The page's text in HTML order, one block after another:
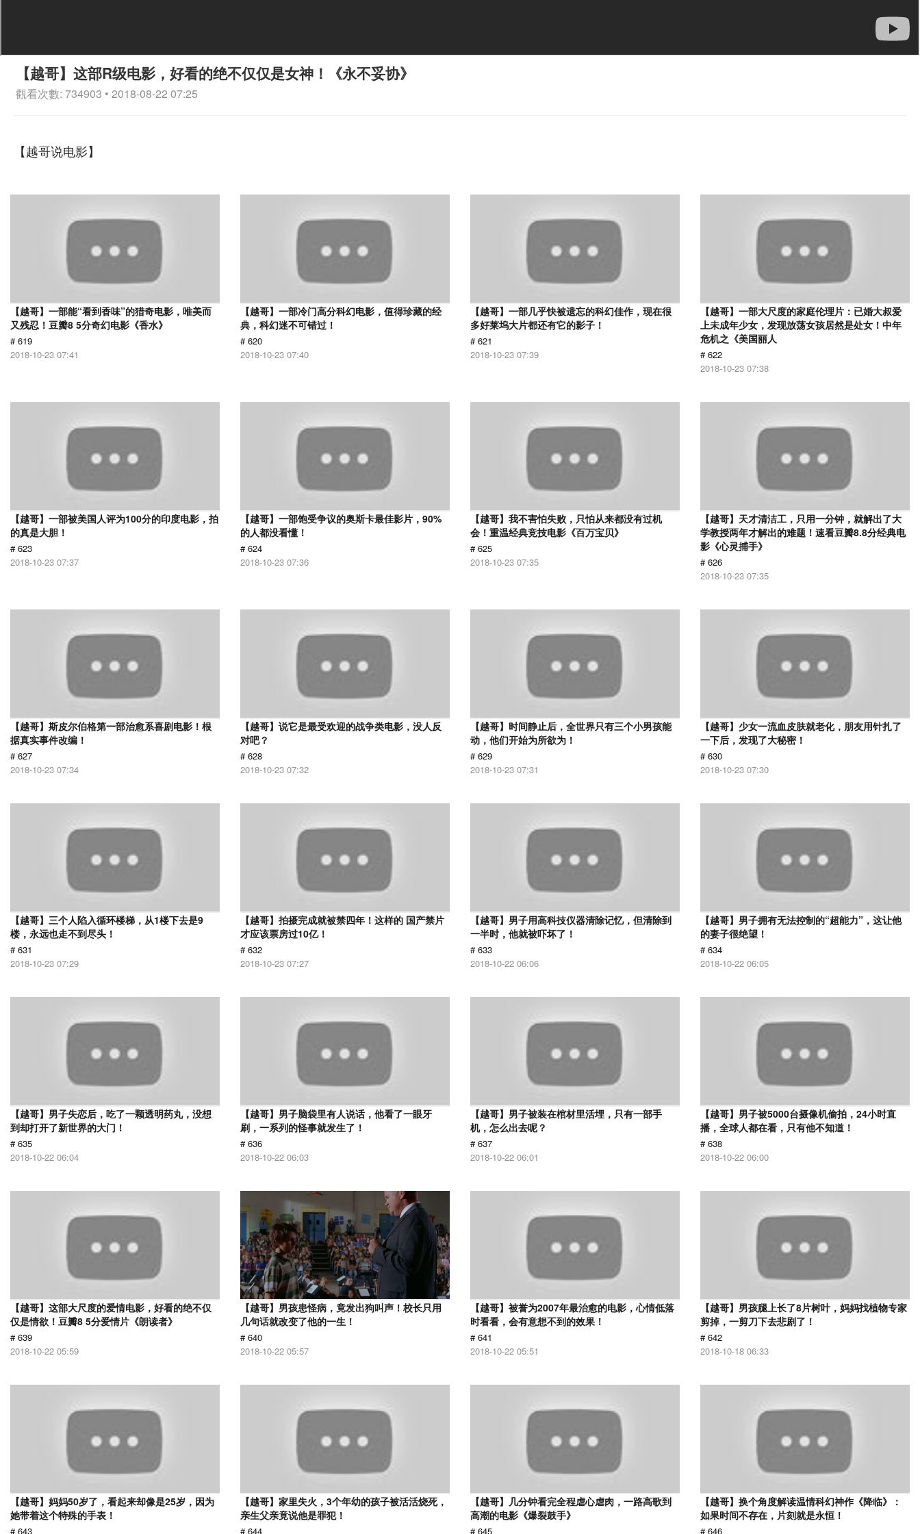
【越哥】这部R级电影，好看的绝不仅仅是女神！《永不妥协》
觀看次數: 734903 • 2018-08-22 07:25
【越哥说电影】
【越哥】一部能“看到香味”的猎奇电影，唯美而
又残忍！豆瓣8 5分奇幻电影《香水》
# 619
2018-10-23 07:41
【越哥】一部冷门高分科幻电影，值得珍藏的经
典，科幻迷不可错过！
# 620
2018-10-23 07:40
【越哥】一部几乎快被遗忘的科幻佳作，现在很
多好莱坞大片都还有它的影子！
# 621
2018-10-23 07:39
【越哥】一部大尺度的家庭伦理片：已婚大叔爱
上未成年少女，发现放荡女孩居然是处女！中年
危机之《美国丽人
# 622
2018-10-23 07:38
【越哥】一部被美国人评为100分的印度电影，拍
的真是大胆！
# 623
2018-10-23 07:37
【越哥】一部饱受争议的奥斯卡最佳影片，90%
的人都没看懂！
# 624
2018-10-23 07:36
【越哥】我不害怕失败，只怕从来都没有过机
会！重温经典竞技电影《百万宝贝》
# 625
2018-10-23 07:35
【越哥】天才清洁工，只用一分钟，就解出了大
学教授两年才解出的难题！速看豆瓣8.8分经典电
影《心灵捕手》
# 626
2018-10-23 07:35
【越哥】斯皮尔伯格第一部治愈系喜剧电影！根
据真实事件改编！
# 627
2018-10-23 07:34
【越哥】说它是最受欢迎的战争类电影，没人反
对吧？
# 628
2018-10-23 07:32
【越哥】时间静止后，全世界只有三个小男孩能
动，他们开始为所欲为！
# 629
2018-10-23 07:31
【越哥】少女一流血皮肤就老化，朋友用针扎了
一下后，发现了大秘密！
# 630
2018-10-23 07:30
【越哥】三个人陷入循环楼梯，从1楼下去是9
楼，永远也走不到尽头！
# 631
2018-10-23 07:29
【越哥】拍摄完成就被禁四年！这样的 国产禁片
才应该票房过10亿！
# 632
2018-10-23 07:27
【越哥】男子用高科技仪器清除记忆，但清除到
一半时，他就被吓坏了！
# 633
2018-10-22 06:06
【越哥】男子拥有无法控制的“超能力”，这让他
的妻子很绝望！
# 634
2018-10-22 06:05
【越哥】男子失恋后，吃了一颗透明药丸，没想
到却打开了新世界的大门！
# 635
2018-10-22 06:04
【越哥】男子脑袋里有人说话，他看了一眼牙
刷，一系列的怪事就发生了！
# 636
2018-10-22 06:03
【越哥】男子被装在棺材里活埋，只有一部手
机，怎么出去呢？
# 637
2018-10-22 06:01
【越哥】男子被5000台摄像机偷拍，24小时直
播，全球人都在看，只有他不知道！
# 638
2018-10-22 06:00
【越哥】这部大尺度的爱情电影，好看的绝不仅
仅是情欲！豆瓣8 5分爱情片《朗读者》
# 639
2018-10-22 05:59
【越哥】男孩患怪病，竟发出狗叫声！校长只用
几句话就改变了他的一生！
# 640
2018-10-22 05:57
【越哥】被誉为2007年最治愈的电影，心情低落
时看看，会有意想不到的效果！
# 641
2018-10-22 05:51
【越哥】男孩腿上长了8片树叶，妈妈找植物专家
剪掉，一剪刀下去悲剧了！
# 642
2018-10-18 06:33
【越哥】妈妈50岁了，看起来却像是25岁，因为
她带着这个特殊的手表！
# 643
【越哥】家里失火，3个年幼的孩子被活活烧死，
亲生父亲竟说他是罪犯！
# 644
【越哥】几分钟看完全程虐心虐肉，一路高歌到
高潮的电影《爆裂鼓手》
# 645
【越哥】换个角度解读温情科幻神作《降临》：
如果时间不存在，片刻就是永恒！
# 646